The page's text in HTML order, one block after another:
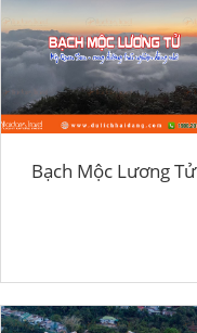
Bạch Mộc Lương Tử